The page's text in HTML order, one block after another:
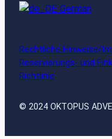
German
Rechtliche Hinweise/
Reservierungs- und
Richtlinie
© 2024 OKTOPUS